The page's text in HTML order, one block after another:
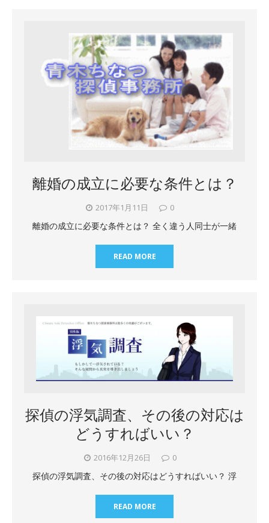
離婚の成立に必要な条件とは？
2017年1月11日 0
離婚の成立に必要な条件とは？ 全く違う人同士が一緒
READ MORE
探偵の浮気調査、その後の対応は
どうすればいい？
2016年12月26日 0
探偵の浮気調査、その後の対応はどうすればいい？ 浮
READ MORE